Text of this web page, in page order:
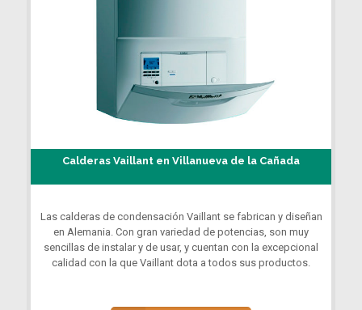
Calderas Vaillant en Villanueva de la Cañada
Las calderas de condensación Vaillant se fabrican y diseñan
en Alemania. Con gran variedad de potencias, son muy
sencillas de instalar y de usar, y cuentan con la excepcional
calidad con la que Vaillant dota a todos sus productos.